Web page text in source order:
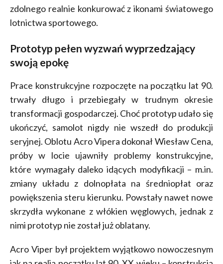
zdolnego realnie konkurować z ikonami światowego
lotnictwa sportowego.
Prototyp pełen wyzwań wyprzedzający
swoją epokę
Prace konstrukcyjne rozpoczęte na początku lat 90.
trwały długo i przebiegały w trudnym okresie
transformacji gospodarczej. Choć prototyp udało się
ukończyć, samolot nigdy nie wszedł do produkcji
seryjnej. Oblotu Acro Vipera dokonał Wiesław Cena,
próby w locie ujawniły problemy konstrukcyjne,
które wymagały daleko idących modyfikacji – m.in.
zmiany układu z dolnopłata na średniopłat oraz
powiększenia steru kierunku. Powstały nawet nowe
skrzydła wykonane z włókien węglowych, jednak z
nimi prototyp nie został już oblatany.
Acro Viper był projektem wyjątkowo nowoczesnym